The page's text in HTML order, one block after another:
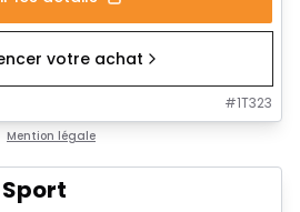
votre achat
#1T323
Mention légale
Sport